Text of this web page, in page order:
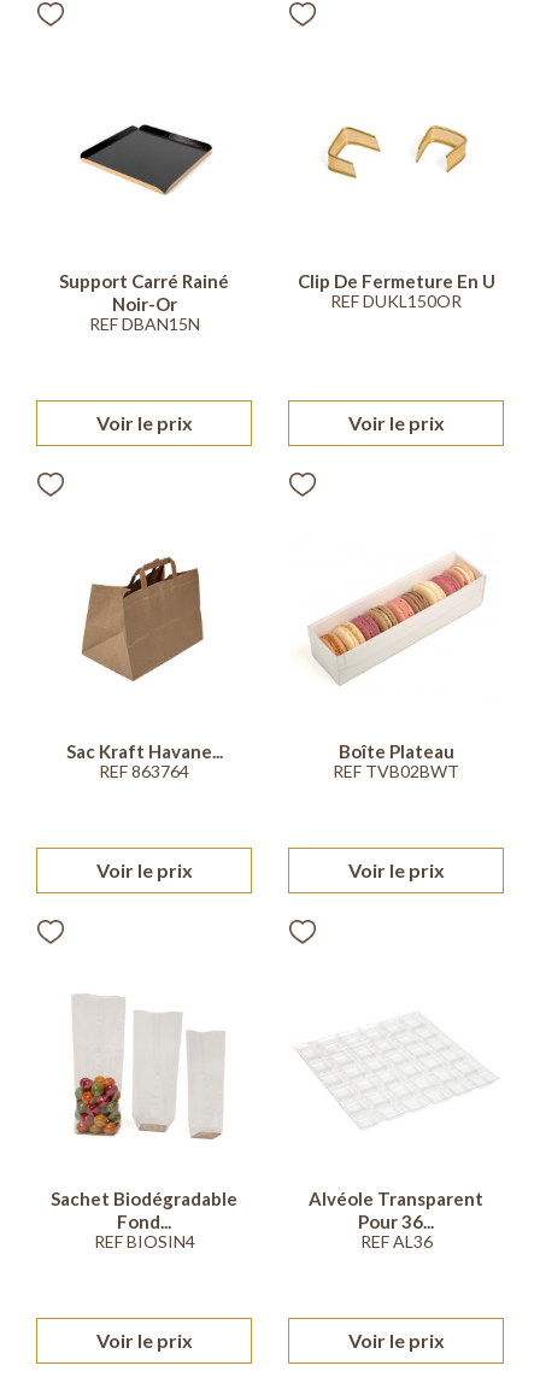
Support Carré Rainé
Noir-Or
REF DBAN15N
Voir le prix
Clip De Fermeture En U
REF DUKL150OR
Voir le prix
Sac Kraft Havane...
REF 863764
Voir le prix
Boîte Plateau
REF TVB02BWT
Voir le prix
Sachet Biodégradable
Fond...
REF BIOSIN4
Voir le prix
Alvéole Transparent
Pour 36...
REF AL36
Voir le prix